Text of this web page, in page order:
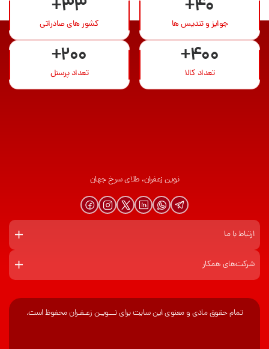
+40
جوایز و تندیس ها
+33
کشور های صادراتی
+400
تعداد کالا
+200
تعداد پرسنل
نوین زعفران، طلای سرخ جهان
ارتباط با ما
شرکت‌های همکار
تمام حقوق مادی و معنوی این سایت برای نـــویـن زعـفـران محفوظ است.